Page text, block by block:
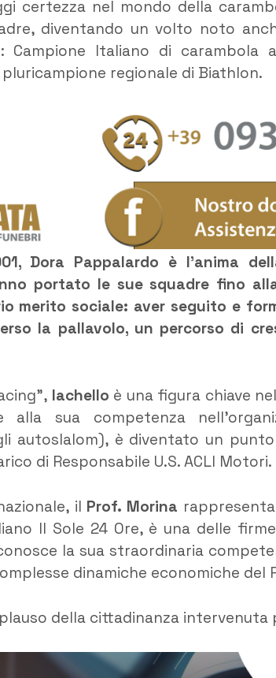
certezza nel mondo della
diventando un volto noto
Campione Italiano di carambola
regionale di Biathlon.
Dora Pappalardo è l’anima
portato le sue squadre fino
merito sociale: aver seguito e
la pallavolo, un percorso di
Iachello è una figura chiave
alla sua competenza
autoslalom), è diventato un
di Responsabile U.S. ACLI Motori.
il Prof. Morina
Il Sole 24 Ore, è una delle
la sua straordinaria
dinamiche economiche del
della cittadinanza intervenuta